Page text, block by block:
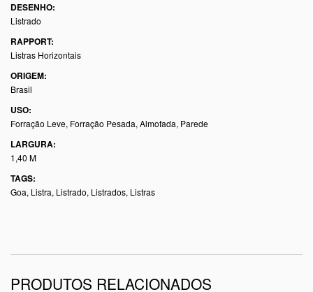
DESENHO:
Listrado
RAPPORT:
Listras Horizontais
ORIGEM:
Brasil
USO:
Forração Leve, Forração Pesada, Almofada, Parede
LARGURA:
1,40 M
TAGS:
Goa, Listra, Listrado, Listrados, Listras
PRODUTOS RELACIONADOS